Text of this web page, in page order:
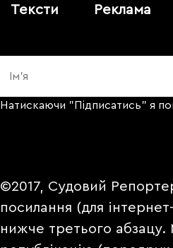
Тексти Реклама
Натискаючи "Підписатись" я
©2017, Судовий
посилання (для
нижче третього абзацу.